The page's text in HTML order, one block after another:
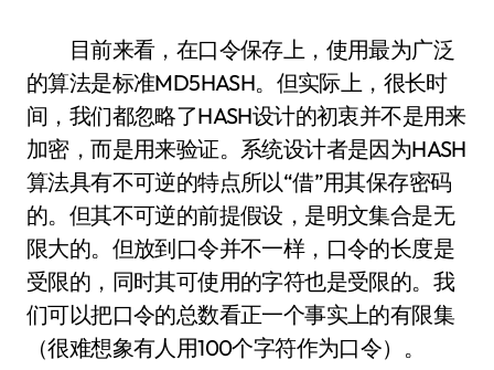
目前来看，在口令保存上，使用最为广泛
的算法是标准MD5HASH。但实际上，很长时
间，我们都忽略了HASH设计的初衷并不是用来
加密，而是用来验证。系统设计者是因为HASH
算法具有不可逆的特点所以“借”用其保存密码
的。但其不可逆的前提假设，是明文集合是无
限大的。但放到口令并不一样，口令的长度是
受限的，同时其可使用的字符也是受限的。我
们可以把口令的总数看正一个事实上的有限集
（很难想象有人用100个字符作为口令）。